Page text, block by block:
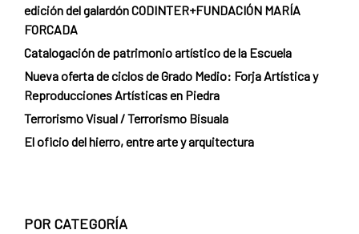
edición del galardón CODINTER+FUNDACIÓN MARÍA
FORCADA
Catalogación de patrimonio artístico de la Escuela
Nueva oferta de ciclos de Grado Medio: Forja Artística y
Reproducciones Artísticas en Piedra
Terrorismo Visual / Terrorismo Bisuala
El oficio del hierro, entre arte y arquitectura
POR CATEGORÍA